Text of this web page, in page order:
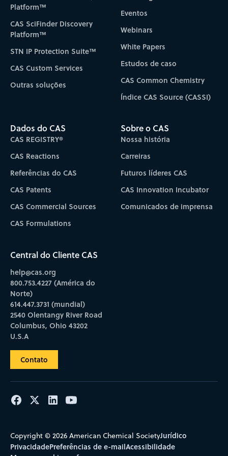
Platform™
CAS SciFinder Discovery
Platform™
STN IP Protection Suite™
CAS Custom Services
Outras soluções
Eventos
Webinars
White Papers
Estudos de caso
CAS Common Chemistry
Índice CAS Source (CASSI)
Dados do CAS
CAS REGISTRY®
CAS Reactions
Referências do CAS
CAS Patents
CAS Commercial Sources
CAS Formulations
Sobre o CAS
Nossa história
Carreiras
Futuros líderes CAS
CAS Innovation Incubator
Comunicados de imprensa
Central do Cliente CAS
help@cas.org
800.753.4227 (América do
Norte)
614.447.3731 (mundial)
2540 Olentangy River Road
Columbus, Ohio 43202
U.S.A
Contato
Copyright © 2026 American Chemical SocietyJurídico
PrivacidadePreferências de e-mailAcessibilidade